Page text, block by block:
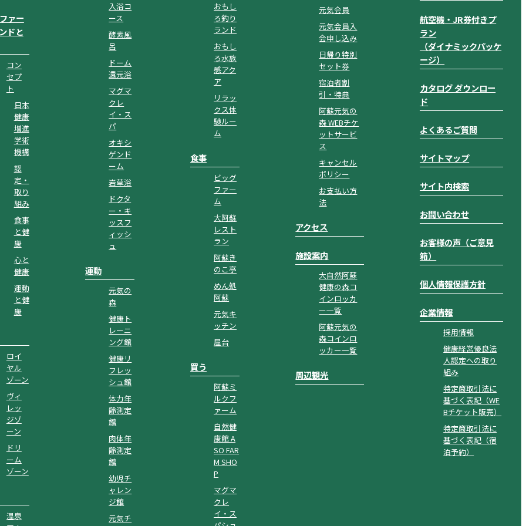
ァー
ドと
コン
セプ
ト
日本
健康
増進
学術
機構
認
定・
取り
組み
食事
と健
康
心と
健康
運動
と健
康
ロイ
ヤル
ゾーン
ヴィ
レッ
ジゾ
ーン
ドリ
ーム
ゾーン
温泉
入浴コ
ース
酵素風
呂
ドーム
還元浴
マグマ
クレ
イ・ス
パ
オキシ
ゲンド
ーム
岩草浴
ドクタ
ー・キ
ッスフ
ィッシ
ュ
運動
元気の
森
健康ト
レーニ
ング館
健康リ
フレッ
シュ館
体力年
齢測定
館
肉体年
齢測定
館
幼児チ
ャレン
ジ館
元気チ
おもし
ろ釣り
ランド
おもし
ろ水族
感アク
ア
リラッ
クス体
験ルー
ム
食事
ビッグ
ファー
ム
大阿蘇
レスト
ラン
阿蘇き
のこ亭
めん処
阿蘇
元気キ
ッチン
屋台
買う
阿蘇ミ
ルクフ
ァーム
自然健
康館 A
SO FAR
M SHO
P
マグマ
クレ
イ・ス
元気会員
元気会員入
会申し込み
日帰り特別
セット券
宿泊者割
引・特典
阿蘇元気の
森 WEBチケ
ットサービ
ス
キャンセル
ポリシー
お支払い方
法
アクセス
施設案内
大自然阿蘇
健康の森コ
インロッカ
ー一覧
阿蘇元気の
森コインロ
ッカー一覧
周辺観光
航空機・JR券付きプ
ラン
（ダイナミックパッケ
ージ）
カタログ ダウンロー
ド
よくあるご質問
サイトマップ
サイト内検索
お問い合わせ
お客様の声（ご意見
箱）
個人情報保護方針
企業情報
採用情報
健康経営優良法
人認定への取り
組み
特定商取引法に
基づく表記（WE
Bチケット販売）
特定商取引法に
基づく表記（宿
泊予約）